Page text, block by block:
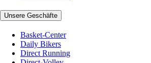
Unsere Geschäfte
Basket-Center
Daily Bikers
Direct Running